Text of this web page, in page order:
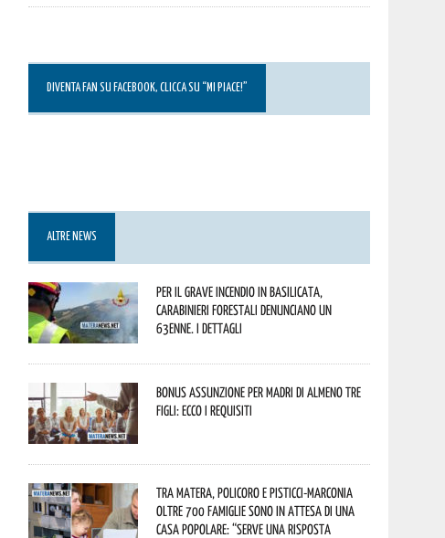
DIVENTA FAN SU FACEBOOK, CLICCA SU “MI PIACE!”
ALTRE NEWS
Per il grave incendio in Basilicata,
Carabinieri forestali denunciano un
63enne. I dettagli
Bonus assunzione per madri di almeno tre
figli: ecco i requisiti
Tra Matera, Policoro e Pisticci-Marconia
oltre 700 famiglie sono in attesa di una
casa popolare: “serve una risposta